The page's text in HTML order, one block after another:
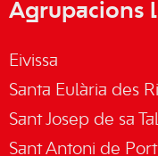
Agrupacions
Eivissa
Santa Eulària des
Sant Josep de sa
Sant Antoni de